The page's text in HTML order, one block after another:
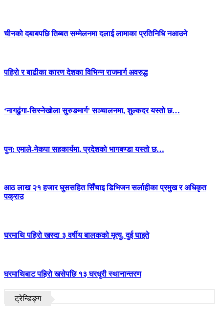
चीनको दबाबपछि तिब्बत सम्मेलनमा दलाई लामाका प्रतिनिधि नआउने
पहिरो र बाढीका कारण देशका विभिन्न राजमार्ग अवरुद्ध
‘नागढुंगा-सिस्नेखोला सुरुङमार्ग’ सञ्चालनमा, शुल्कदर यस्तो छ…
पुन: एमाले-नेकपा सहकार्यमा, प्रदेशको भागबण्डा यस्तो छ…
आठ लाख २१ हजार घुससहित सिँचाइ डिभिजन सर्लाहीका प्रमुख र अधिकृत
पक्राउ
घरमाथि पहिरो खस्दा ३ वर्षीय बालकको मृत्यु, दुई घाइते
घरमाथिबाट पहिरो खसेपछि १३ घरधुरी स्थानान्तरण
ट्रेन्डिङ्ग